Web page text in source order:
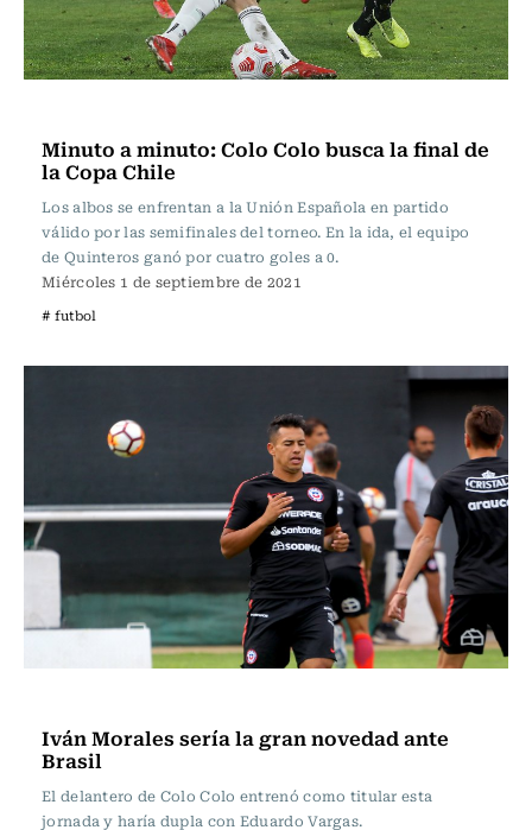
Minuto a minuto: Colo Colo busca la final de
la Copa Chile
Los albos se enfrentan a la Unión Española en partido
válido por las semifinales del torneo. En la ida, el equipo
de Quinteros ganó por cuatro goles a 0.
Miércoles 1 de septiembre de 2021
# futbol
Iván Morales sería la gran novedad ante
Brasil
El delantero de Colo Colo entrenó como titular esta
jornada y haría dupla con Eduardo Vargas.